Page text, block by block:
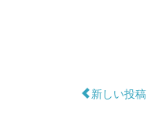
新しい投稿